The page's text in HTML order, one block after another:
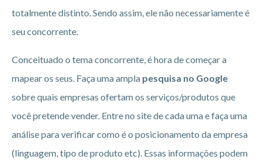
totalmente distinto. Sendo assim, ele não necessariamente é
seu concorrente.
Conceituado o tema concorrente, é hora de começar a
mapear os seus. Faça uma ampla pesquisa no Google
sobre quais empresas ofertam os serviços/produtos que
você pretende vender. Entre no site de cada uma e faça uma
análise para verificar como é o posicionamento da empresa
(linguagem, tipo de produto etc). Essas informações podem